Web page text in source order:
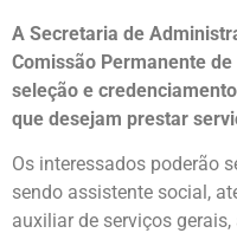
A Secretaria de
Comissão Permanente
seleção e
que desejam prestar
Os interessados poderão
sendo assistente social,
auxiliar de serviços